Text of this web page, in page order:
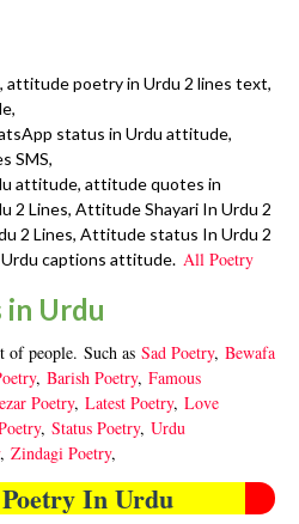
poetry in Urdu 2 lines text,
status in Urdu attitude,
SMS,
attitude, attitude quotes in
2 Lines, Attitude Shayari In Urdu 2
2 Lines, Attitude status In Urdu 2
captions attitude. All Poetry
Urdu
people. Such as Sad Poetry, Bewafa
, Barish Poetry, Famous
Poetry, Latest Poetry, Love
, Status Poetry, Urdu
, Zindagi Poetry,
In Urdu